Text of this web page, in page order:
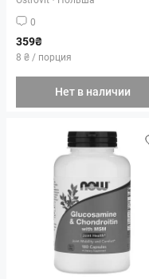
0
359₴
8 ₴ / порция
Нет в наличии